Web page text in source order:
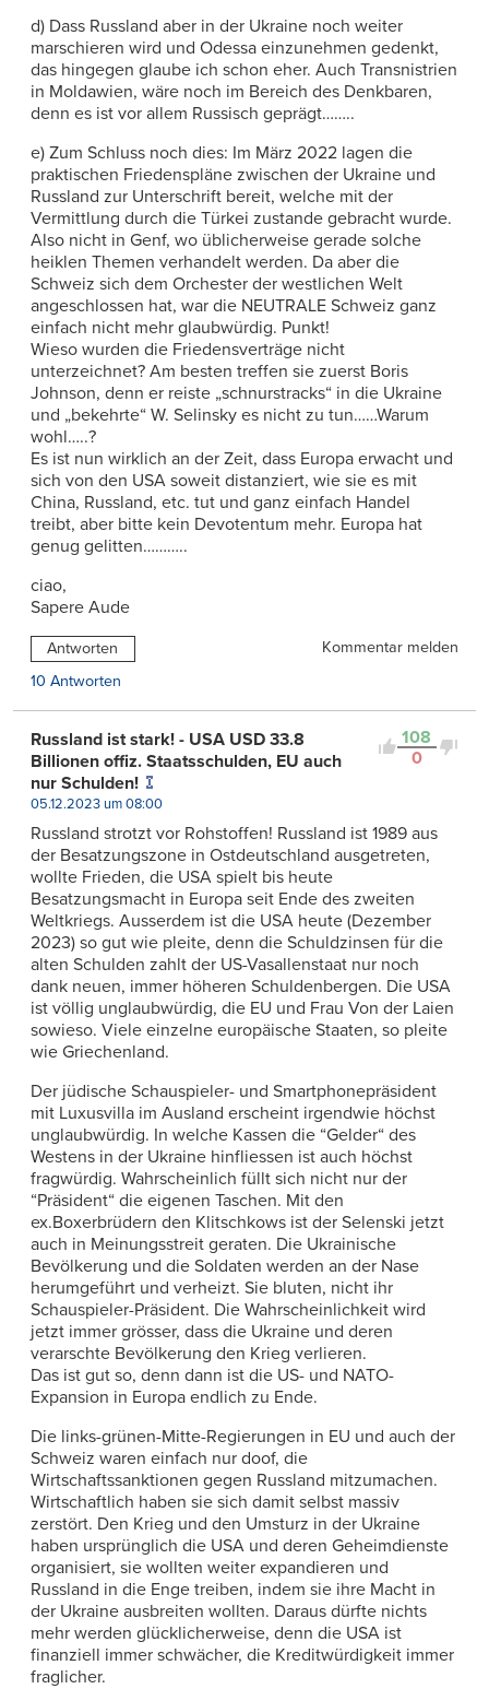
d) Dass Russland aber in der Ukraine noch weiter
marschieren wird und Odessa einzunehmen gedenkt,
das hingegen glaube ich schon eher. Auch Transnistrien
in Moldawien, wäre noch im Bereich des Denkbaren,
denn es ist vor allem Russisch geprägt……..
e) Zum Schluss noch dies: Im März 2022 lagen die
praktischen Friedenspläne zwischen der Ukraine und
Russland zur Unterschrift bereit, welche mit der
Vermittlung durch die Türkei zustande gebracht wurde.
Also nicht in Genf, wo üblicherweise gerade solche
heiklen Themen verhandelt werden. Da aber die
Schweiz sich dem Orchester der westlichen Welt
angeschlossen hat, war die NEUTRALE Schweiz ganz
einfach nicht mehr glaubwürdig. Punkt!
Wieso wurden die Friedensverträge nicht
unterzeichnet? Am besten treffen sie zuerst Boris
Johnson, denn er reiste „schnurstracks“ in die Ukraine
und „bekehrte“ W. Selinsky es nicht zu tun……Warum
wohl…..?
Es ist nun wirklich an der Zeit, dass Europa erwacht und
sich von den USA soweit distanziert, wie sie es mit
China, Russland, etc. tut und ganz einfach Handel
treibt, aber bitte kein Devotentum mehr. Europa hat
genug gelitten………..
ciao,
Sapere Aude
Antworten
Kommentar melden
10 Antworten
108
0
Russland ist stark! - USA USD 33.8
Billionen offiz. Staatsschulden, EU auch
nur Schulden!
05.12.2023 um 08:00
Russland strotzt vor Rohstoffen! Russland ist 1989 aus
der Besatzungszone in Ostdeutschland ausgetreten,
wollte Frieden, die USA spielt bis heute
Besatzungsmacht in Europa seit Ende des zweiten
Weltkriegs. Ausserdem ist die USA heute (Dezember
2023) so gut wie pleite, denn die Schuldzinsen für die
alten Schulden zahlt der US-Vasallenstaat nur noch
dank neuen, immer höheren Schuldenbergen. Die USA
ist völlig unglaubwürdig, die EU und Frau Von der Laien
sowieso. Viele einzelne europäische Staaten, so pleite
wie Griechenland.
Der jüdische Schauspieler- und Smartphonepräsident
mit Luxusvilla im Ausland erscheint irgendwie höchst
unglaubwürdig. In welche Kassen die “Gelder“ des
Westens in der Ukraine hinfliessen ist auch höchst
fragwürdig. Wahrscheinlich füllt sich nicht nur der
“Präsident“ die eigenen Taschen. Mit den
ex.Boxerbrüdern den Klitschkows ist der Selenski jetzt
auch in Meinungsstreit geraten. Die Ukrainische
Bevölkerung und die Soldaten werden an der Nase
herumgeführt und verheizt. Sie bluten, nicht ihr
Schauspieler-Präsident. Die Wahrscheinlichkeit wird
jetzt immer grösser, dass die Ukraine und deren
verarschte Bevölkerung den Krieg verlieren.
Das ist gut so, denn dann ist die US- und NATO-
Expansion in Europa endlich zu Ende.
Die links-grünen-Mitte-Regierungen in EU und auch der
Schweiz waren einfach nur doof, die
Wirtschaftssanktionen gegen Russland mitzumachen.
Wirtschaftlich haben sie sich damit selbst massiv
zerstört. Den Krieg und den Umsturz in der Ukraine
haben ursprünglich die USA und deren Geheimdienste
organisiert, sie wollten weiter expandieren und
Russland in die Enge treiben, indem sie ihre Macht in
der Ukraine ausbreiten wollten. Daraus dürfte nichts
mehr werden glücklicherweise, denn die USA ist
finanziell immer schwächer, die Kreditwürdigkeit immer
fraglicher.